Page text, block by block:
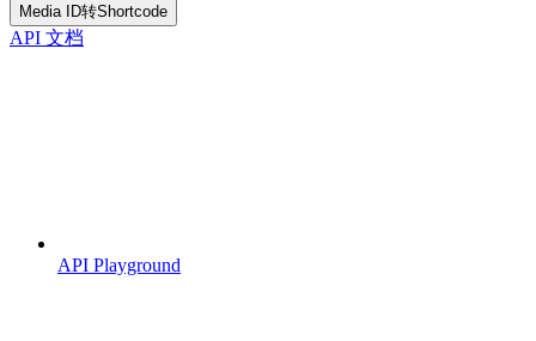
Media ID转Shortcode
API 文档
API Playground